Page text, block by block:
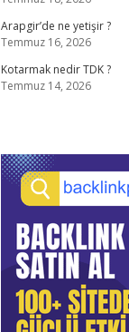
Arapgir’de ne yetişir ?
Temmuz 16, 2026
Kotarmak nedir TDK ?
Temmuz 14, 2026